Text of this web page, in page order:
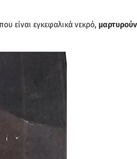
είναι εγκεφαλικά νεκρό, μαρτυρούν